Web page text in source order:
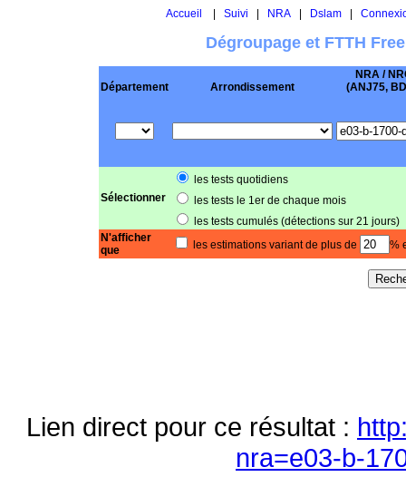
Accueil Suivi NRA| Dslam|
Dégroupage et FTTH
Département Arrondissement
NRA /
(ANJ75,
Sélectionner
les tests quotidiens
les tests le 1er de chaque mois
les tests cumulés (détections sur 21 jours)
N'afficher
que
les estimations variant de plus de %
Lien direct pour ce résultat :
nra=e03-b-